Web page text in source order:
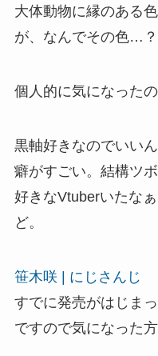
大体動物に縁のある
が、なんでその色…？
個人的に気になった
黒軸好きなのでいい
癖がすごい。結構ツ
好きなVtuberいたな
ど。
笹木咲 | にじさんじ
すでに発売がはじま
ですので気になった